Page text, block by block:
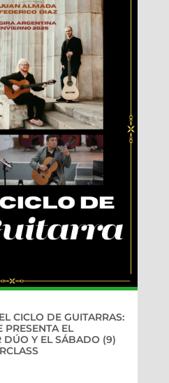
CICLO DE GUITARRAS:
PRESENTA EL
DÚO Y EL SÁBADO (9)